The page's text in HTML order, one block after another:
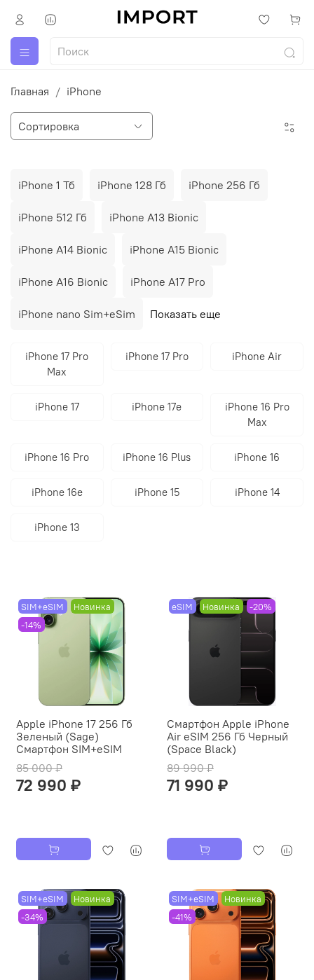
Главная iPhone
iPhone 1 Тб iPhone 128 Гб iPhone 256 Гб
iPhone 512 Гб iPhone A13 Bionic
iPhone A14 Bionic iPhone A15 Bionic
iPhone A16 Bionic iPhone A17 Pro
iPhone nano Sim+eSim Показать еще
iPhone 17 Pro
Max
iPhone 17 Pro iPhone Air
iPhone 17 iPhone 17e
iPhone 16 Pro
Max
iPhone 16 Pro iPhone 16 Plus iPhone 16
iPhone 16e iPhone 15 iPhone 14
iPhone 13
SIM+eSIM
Новинка
-14%
Apple iPhone 17 256 Гб
Зеленый (Sage)
Смартфон SIM+eSIM
85 000 ₽
72 990 ₽
eSIM Новинка -20%
Смартфон Apple iPhone
Air eSIM 256 Гб Черный
(Space Black)
89 990 ₽
71 990 ₽
SIM+eSIM
Новинка
-34%
SIM+eSIM
Новинка
-41%